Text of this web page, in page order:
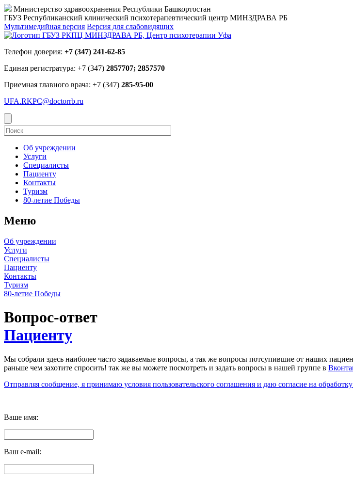
Министерство здравоохранения Республики Башкортостан
ГБУЗ Республиканский клинический психотерапевтический центр МИНЗДРАВА РБ
Мультимедийная версия Версия для слабовидящих
Телефон доверия: +7 (347) 241-62-85
Единая регистратура: +7 (347) 2857707; 2857570
Приемная главного врача: +7 (347) 285-95-00
UFA.RKPC@doctorrb.ru
Об учреждении
Услуги
Специалисты
Пациенту
Контакты
Туризм
80-летие Победы
Меню
Об учреждении
Услуги
Специалисты
Пациенту
Контакты
Туризм
80-летие Победы
Вопрос-ответ
Пациенту
Мы собрали здесь наиболее часто задаваемые вопросы, а так же вопросы потсупившие от наших
раньше чем захотите спросить! так же вы можете посмотреть и задать вопросы в нашей группе в
Отправляя сообщение, я принимаю условия пользовательского соглашения и даю согласие на
Ваше имя:
Ваш e-mail: